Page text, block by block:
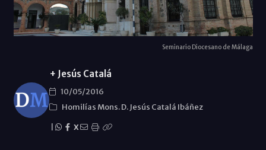
Seminario Diocesano de Málaga
+ Jesús Catalá
10/05/2016
Homilías Mons. D. Jesús Catalá Ibáñez
X